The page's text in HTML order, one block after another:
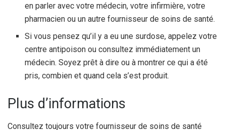
en parler avec votre médecin, votre infirmière, votre
pharmacien ou un autre fournisseur de soins de santé.
Si vous pensez qu’il y a eu une surdose, appelez votre
centre antipoison ou consultez immédiatement un
médecin. Soyez prêt à dire ou à montrer ce qui a été
pris, combien et quand cela s’est produit.
Plus d’informations
Consultez toujours votre fournisseur de soins de santé